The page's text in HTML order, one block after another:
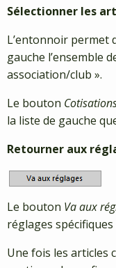
Sélectionner les
L’entonnoir permet
gauche l’ensemble
association/club ».
Le bouton
la liste de gauche
Retourner aux
Le bouton Va aux
réglages
Une fois les articles